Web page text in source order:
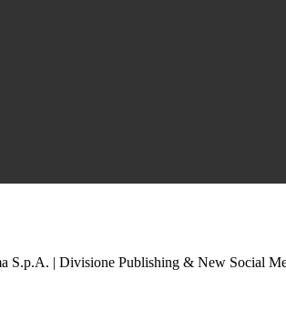
S.p.A. | Divisione Publishing & New Social